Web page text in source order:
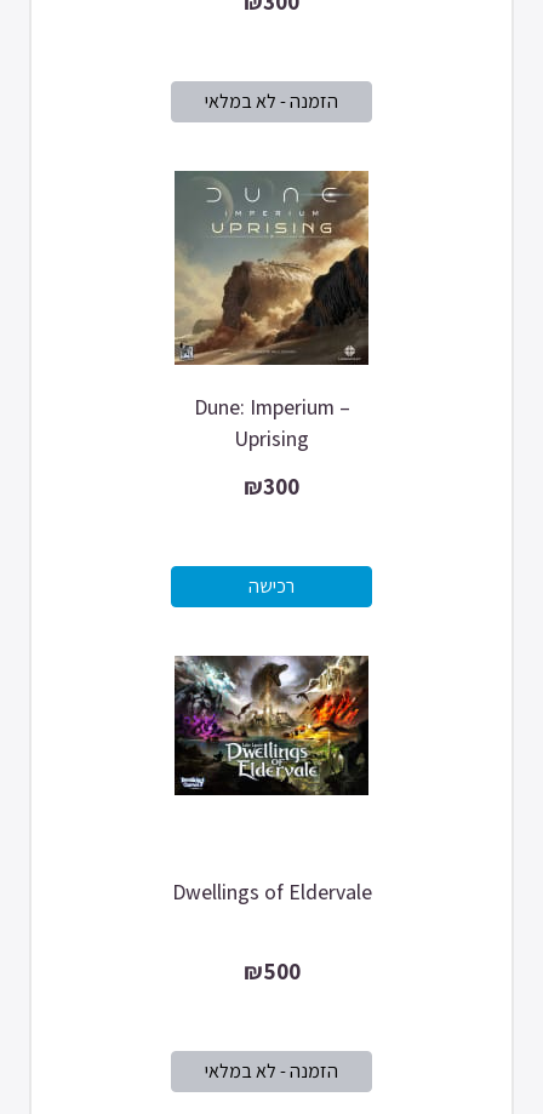
Dune: Imperium –
Uprising
₪300
Dwellings of Eldervale
₪500